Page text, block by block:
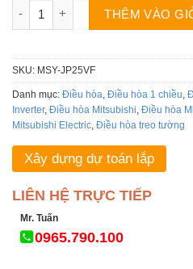
Điều hòa Mitsubishi MSY-
THÊM VÀO
SKU: MSY-JP25VF
Danh mục: Điều hòa Điều hòa 1 chiều
Inverter, Điều hòa Mitsubishi Điều hòa
Mitsubishi Electric Điều hòa treo tường
Xây dựng dự toán lắp
LIÊN HỆ TRỰC TIẾP
Mr. Tuấn
0965.790.100